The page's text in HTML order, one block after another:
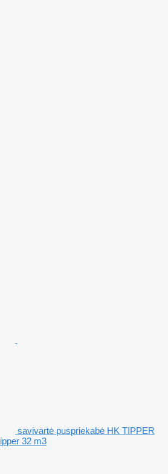
savivartė puspriekabė HK TIPPER
32 m3